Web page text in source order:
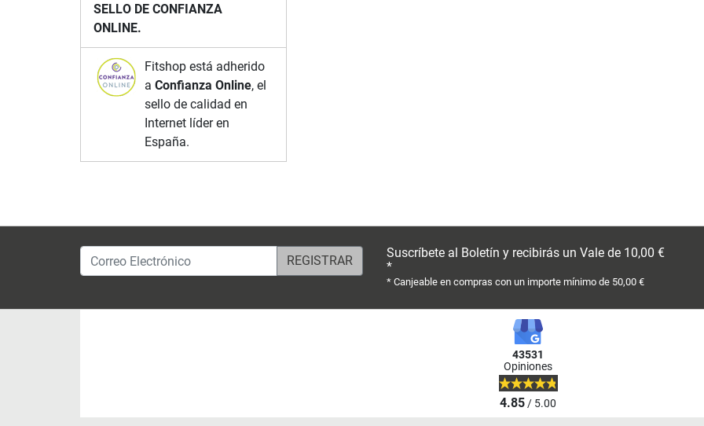
SELLO DE CONFIANZA
ONLINE.
Fitshop está adherido
aConfianza Online, el
sello de calidad en
Internet líder en
España.
Correo Electrónico
Suscríbete al Boletín y recibirás un Vale de 10,00 €
*
* Canjeable en compras con un importe mínimo de 50,00 €
43531
Opiniones
4.85/ 5.00